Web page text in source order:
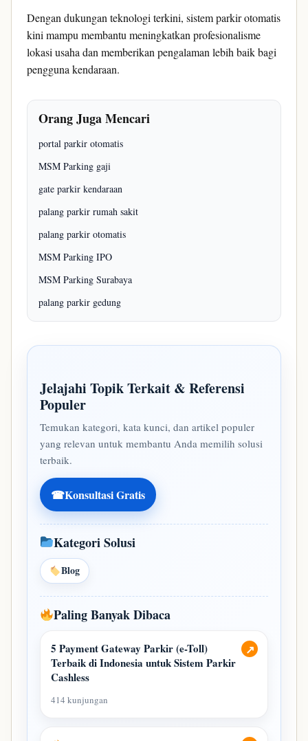
Dengan dukungan teknologi terkini, sistem parkir otomatis
kini mampu membantu meningkatkan profesionalisme
lokasi usaha dan memberikan pengalaman lebih baik bagi
pengguna kendaraan.
Orang Juga Mencari
portal parkir otomatis
MSM Parking gaji
gate parkir kendaraan
palang parkir rumah sakit
palang parkir otomatis
MSM Parking IPO
MSM Parking Surabaya
palang parkir gedung
Jelajahi Topik Terkait & Referensi
Populer
Temukan kategori, kata kunci, dan artikel populer
yang relevan untuk membantu Anda memilih solusi
terbaik.
☎Konsultasi Gratis
Kategori Solusi
Blog
Paling Banyak Dibaca
↗
5 Payment Gateway Parkir (e-Toll)
Terbaik di Indonesia untuk Sistem Parkir
Cashless
414 kunjungan